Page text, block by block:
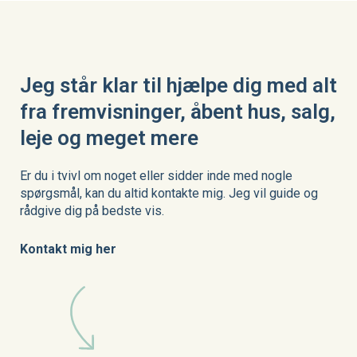
Jeg står klar til hjælpe dig med alt
fra fremvisninger, åbent hus, salg,
leje og meget mere
Er du i tvivl om noget eller sidder inde med nogle
spørgsmål, kan du altid kontakte mig. Jeg vil guide og
rådgive dig på bedste vis.
Kontakt mig her